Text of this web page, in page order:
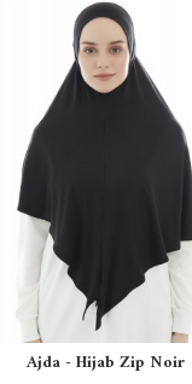
Ajda - Hijab Zip Noir